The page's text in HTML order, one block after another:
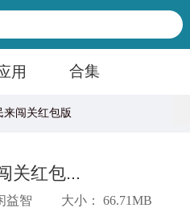
用 合集
来闯关红包版
全民来闯关红包版
益智
大小： 66.71MB